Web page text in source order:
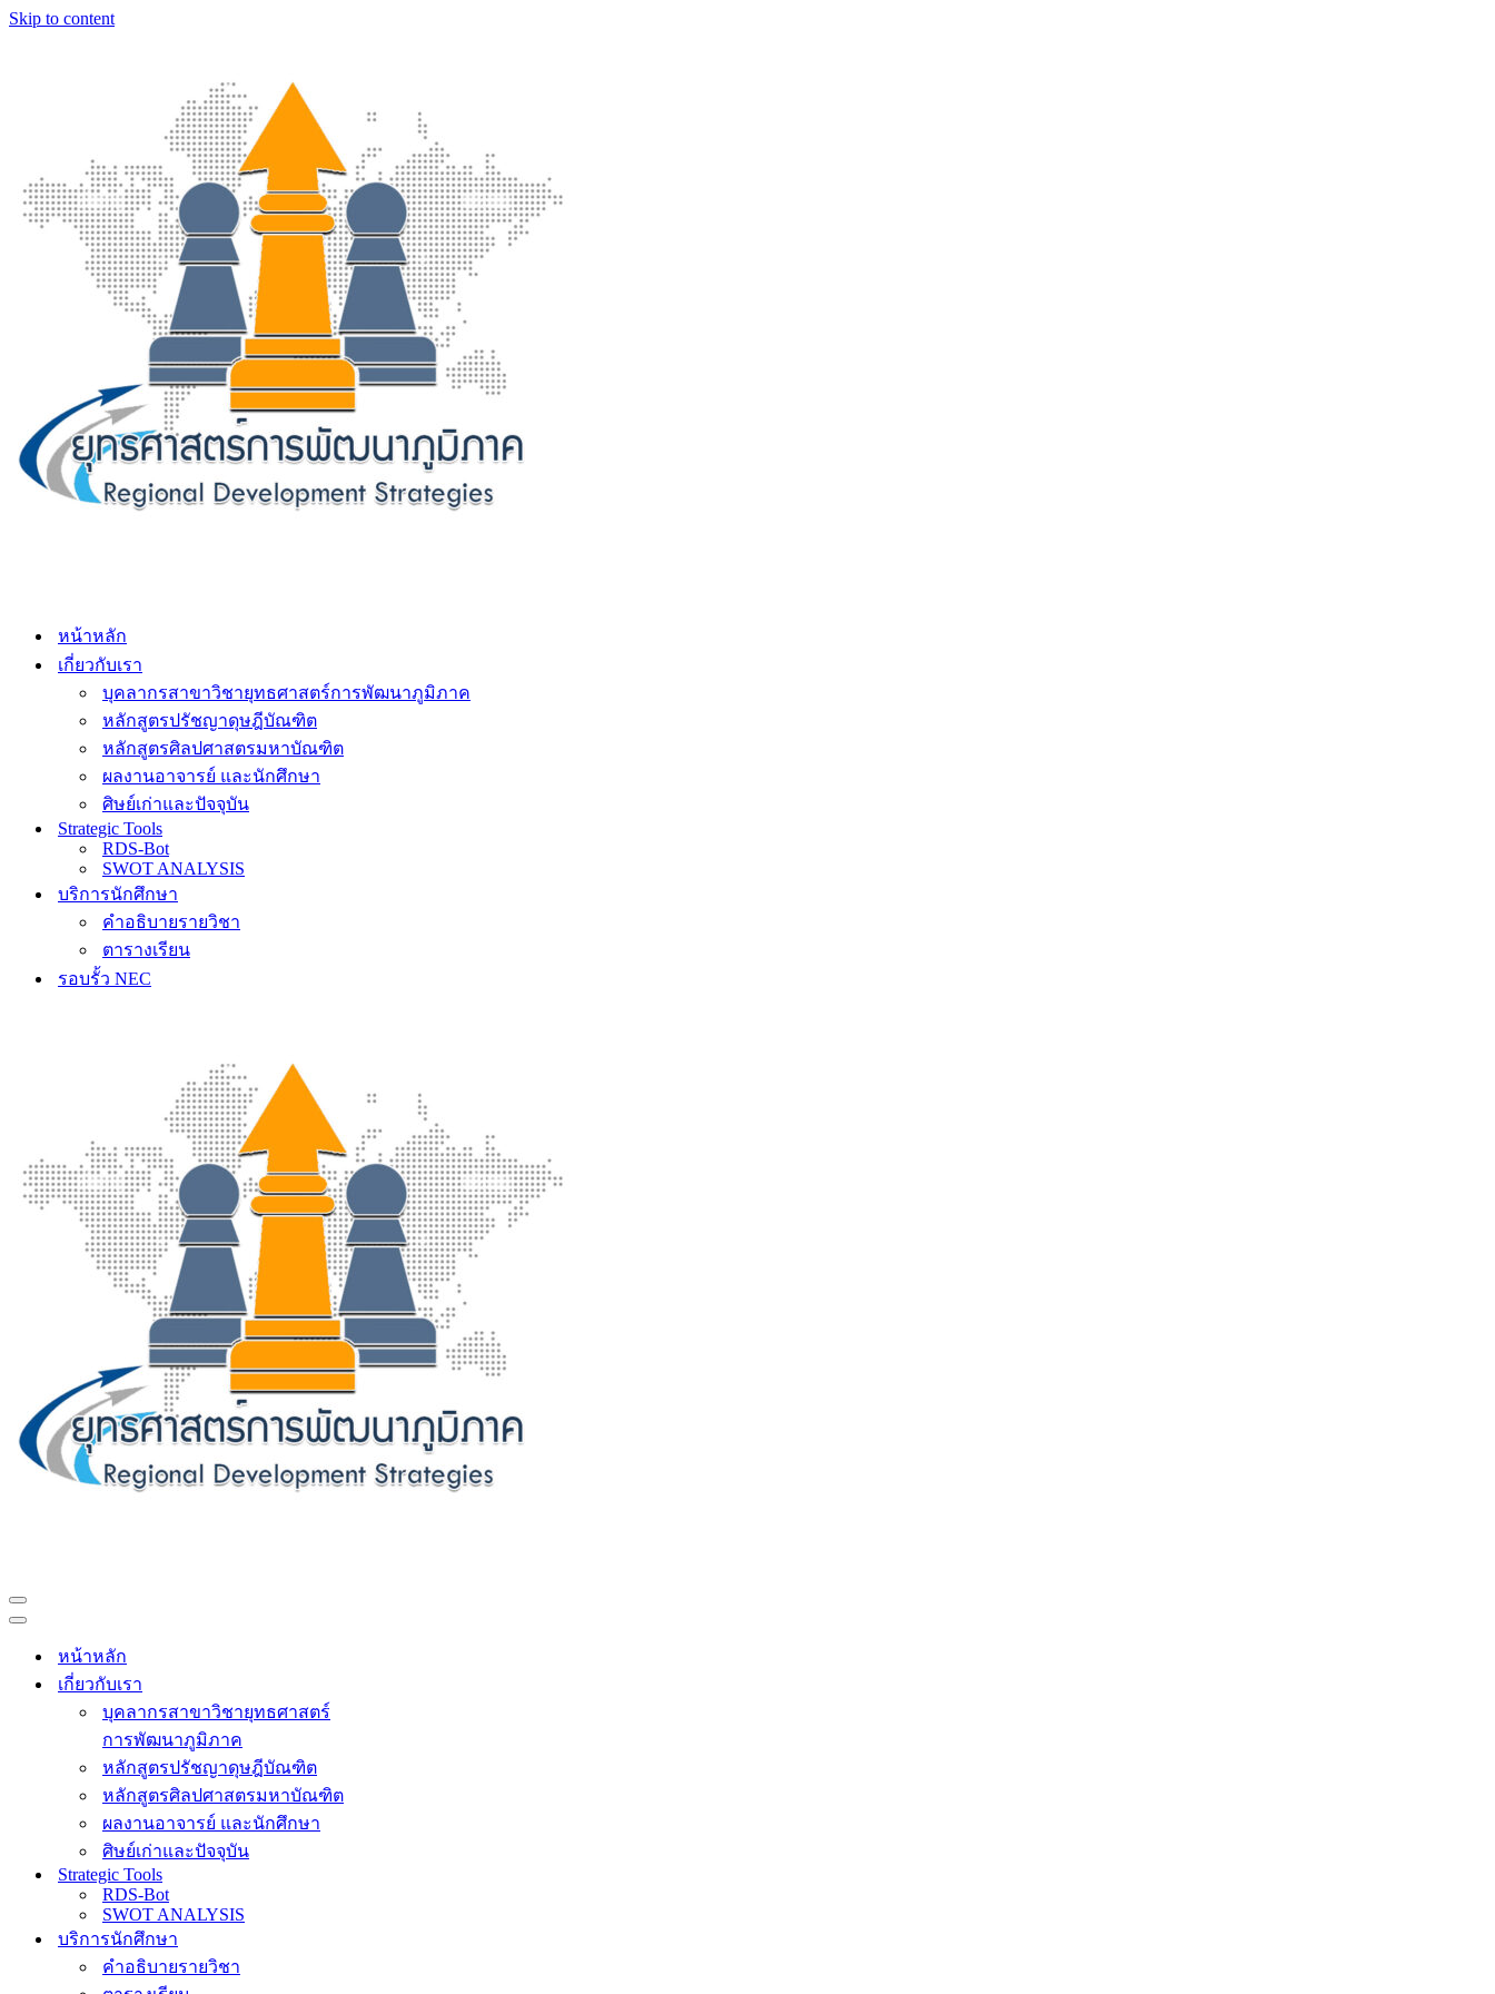
Skip to content
หน้าหลัก
เกี่ยวกับเรา
บุคลากรสาขาวิชายุทธศาสตร์การพัฒนาภูมิภาค
หลักสูตรปรัชญาดุษฎีบัณฑิต
หลักสูตรศิลปศาสตรมหาบัณฑิต
ผลงานอาจารย์ และนักศึกษา
ศิษย์เก่าและปัจจุบัน
Strategic Tools
RDS-Bot
SWOT ANALYSIS
บริการนักศึกษา
คำอธิบายรายวิชา
ตารางเรียน
รอบรั้ว NEC
Navigation
Menu
Navigation
หน้าหลัก
เกี่ยวกับเรา
บุคลากรสาขาวิชายุทธศาสตร์
การพัฒนาภูมิภาค
หลักสูตรปรัชญาดุษฎีบัณฑิต
หลักสูตรศิลปศาสตรมหาบัณฑิต
ผลงานอาจารย์ และนักศึกษา
ศิษย์เก่าและปัจจุบัน
Strategic Tools
RDS-Bot
SWOT ANALYSIS
บริการนักศึกษา
คำอธิบายรายวิชา